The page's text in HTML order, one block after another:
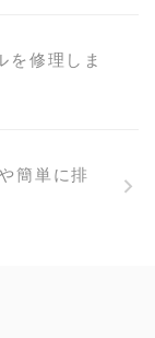
を修理しま
簡単に排